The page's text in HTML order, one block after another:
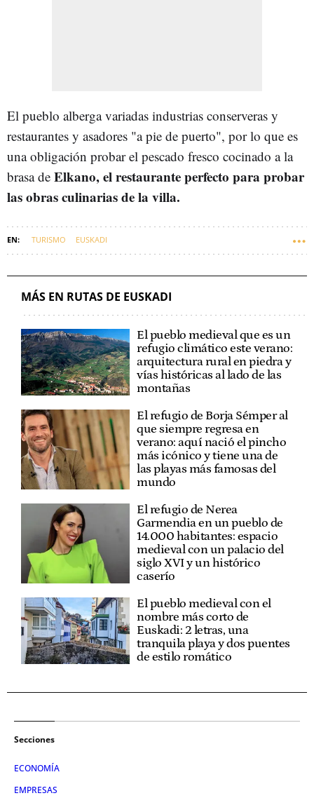
El pueblo alberga variadas industrias conserveras y
restaurantes y asadores "a pie de puerto", por lo que es
una obligación probar el pescado fresco cocinado a la
brasa de Elkano, el restaurante perfecto para probar
las obras culinarias de la villa.
TURISMO EUSKADI
MÁS EN RUTAS DE EUSKADI
El pueblo medieval que es un
refugio climático este verano:
arquitectura rural en piedra y
vías históricas al lado de las
montañas
El refugio de Borja Sémper al
que siempre regresa en
verano: aquí nació el pincho
más icónico y tiene una de
las playas más famosas del
mundo
El refugio de Nerea
Garmendia en un pueblo de
14.000 habitantes: espacio
medieval con un palacio del
siglo XVI y un histórico
caserío
El pueblo medieval con el
nombre más corto de
Euskadi: 2 letras, una
tranquila playa y dos puentes
de estilo romático
Secciones
ECONOMÍA
EMPRESAS